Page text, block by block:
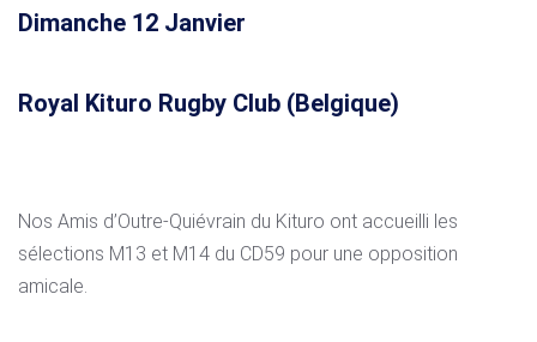
Dimanche 12 Janvier
Royal Kituro Rugby Club (Belgique)
Nos Amis d’Outre-Quiévrain du Kituro ont accueilli les
sélections M13 et M14 du CD59 pour une opposition
amicale.